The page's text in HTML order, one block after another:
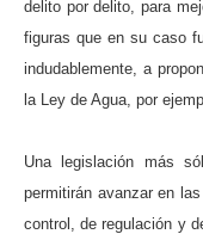
delito por delito, para
figuras que en su caso
indudablemente, a
la Ley de Agua, por
Una legislación más
permitirán avanzar en
control, de regulación y